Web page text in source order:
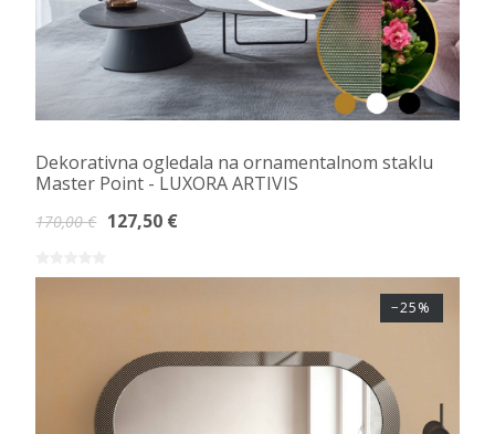
Dekorativna ogledala na ornamentalnom staklu
Master Point - LUXORA ARTIVIS
170,00 € 127,50 €
−25%